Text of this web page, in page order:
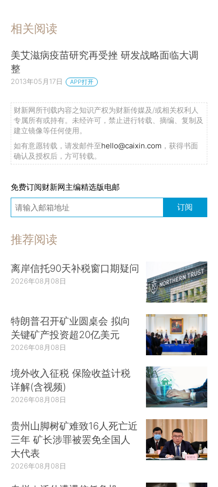
相关阅读
美艾滋病疫苗研究再受挫 研发战略面临大调
整
2013年05月17日 APP打开
财新网所刊载内容之知识产权为财新传媒及/或相关权利人
专属所有或持有。未经许可，禁止进行转载、摘编、复制及
建立镜像等任何使用。
如有意愿转载，请发邮件至hello@caixin.com ，获得书面
确认及授权后，方可转载。
免费订阅财新网主编精选版电邮
订阅
推荐阅读
离岸信托90天补税窗口期疑问
2026年08月08日
特朗普召开矿业圆桌会 拟向
关键矿产投资超20亿美元
2026年08月08日
境外收入征税 保险收益计税
详解(含视频)
2026年08月08日
贵州山脚树矿难致16人死亡近
三年 矿长涉罪被罢免全国人
大代表
2026年08月08日